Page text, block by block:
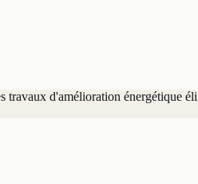
d'amélioration énergétique